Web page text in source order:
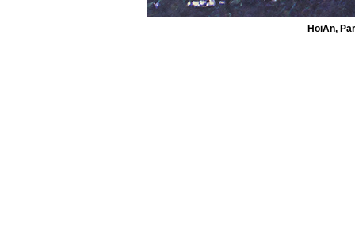
HoiAn,